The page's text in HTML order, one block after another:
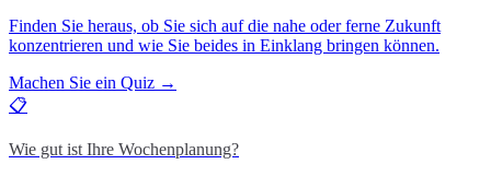
Finden Sie heraus, ob Sie sich auf die nahe oder ferne Zukunft
konzentrieren und wie Sie beides in Einklang bringen können.
Machen Sie ein Quiz →
📋
Wie gut ist Ihre Wochenplanung?